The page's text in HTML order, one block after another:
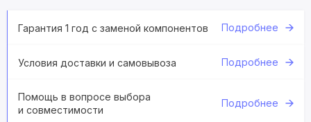
Гарантия 1 год с заменой компонентов Подробнее
Условия доставки и самовывоза Подробнее
Помощь в вопросе выбора
и совместимости
Подробнее